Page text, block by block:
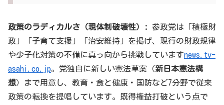
政策のラディカルさ（現体制破壊性）:
参政党は「積極財
政」「子育て支援」「治安維持」を掲げ、現行の財政規律
や少子化対策の不備に真っ向から挑戦していますnews.tv-
asahi.co.jp。党独自に新しい憲法草案（新日本憲法構
想）まで用意し、教育・食と健康・国防など7分野で従来
政策の転換を提唱しています。既得権益打破という点で